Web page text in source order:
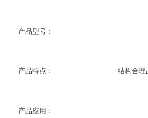
产品型号：
产品特点： 结构合理
产品应用：